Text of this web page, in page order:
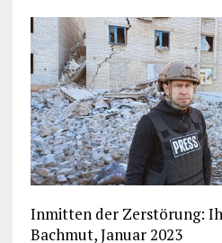
Inmitten der Zerstörung:
Bachmut, Januar 2023